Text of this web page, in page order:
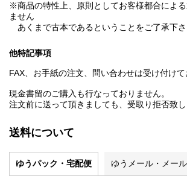
※商品の特性上、原則としてお客様都合によ
ません
あくまで古本であるということをご了承下
他特記事項
FAX、お手紙の注文、問い合わせは受け付けて
現金書留のご購入も行なっておりません。
注文前に送って頂きましても、受取り拒否致し
送料について
ゆうパック・宅配便 ゆうメール・メー